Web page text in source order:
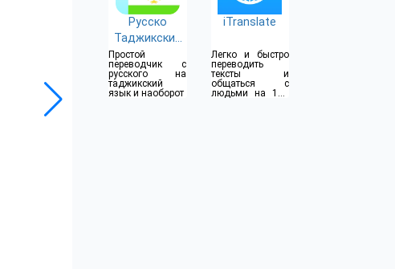
Русско
Таджикский
Переводчик
Простой
переводчик с
русского на
таджикский
язык и наоборот
iTranslate
Легко и быстро
переводить
тексты и
общаться с
людьми на 100